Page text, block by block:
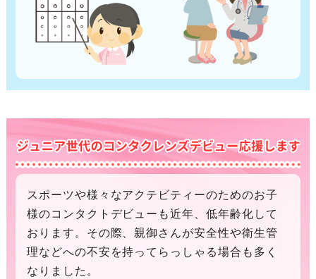
スポーツや様々なアクテビティーのためのお子
様のコンタクトデビューも近年、低年齢化して
おります。その際、親御さんが安全性や衛生管
理などへの不安を持ってらっしゃる場合も多く
なりました。